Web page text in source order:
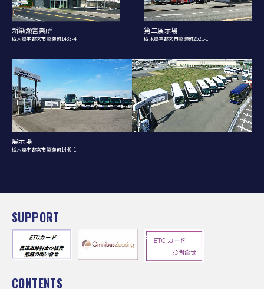
新簗瀬営業所
栃木県宇都宮市簗瀬町1433-4
第二展示場
栃木県宇都宮市簗瀬町2521-1
展示場
栃木県宇都宮市簗瀬町1440-1
SUPPORT
CONTENTS